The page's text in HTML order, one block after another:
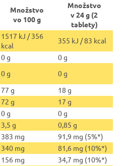
Množstvo
vo 100 g
Množstvo
v 24 g (2
tablety)
1517 kJ / 356
kcal
355 kJ / 83 kcal
0 g
0 g
0 g
0 g
77 g
18 g
72 g
17 g
0 g
0 g
3,5 g
0,85 g
383 mg
91,9 mg (5%*)
340 mg
81,6 mg (10%*)
156 mg
34,7 mg (10%*)